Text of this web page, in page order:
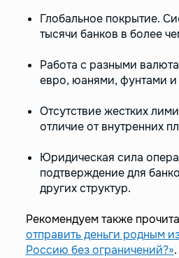
Глобальное покрытие.
тысячи банков в более
Работа с разными
евро, юанями, фунтами и
Отсутствие жестких
отличие от внутренних
Юридическая сила
подтверждение для
других структур.
Рекомендуем также
отправить деньги родным
Россию без ограничений?».